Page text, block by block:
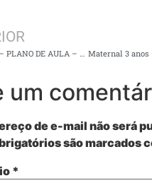
Ed. Infantil – PLANO DE AULA – A Patinha Genovena: Uma Aventura Musical com Histórias e Brincadeiras
um
de e-mail não será
são marcados
*